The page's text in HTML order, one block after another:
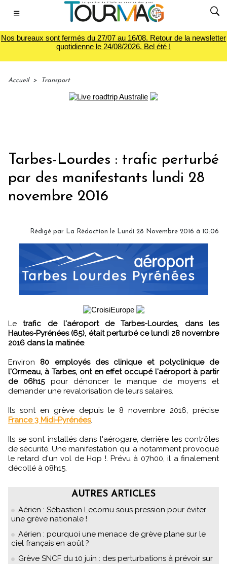
☰
Nos bureaux sont fermés du 27/07 au 16/08. Retour de la newsletter
quotidienne le 24/08/2026. Bel été !
Accueil > Transport
Tarbes-Lourdes : trafic perturbé
par des manifestants lundi 28
novembre 2016
Rédigé par La Rédaction le Lundi 28 Novembre 2016 à 10:06
Letrafic de l'aéroport de Tarbes-Lourdes, dans les
Hautes-Pyrénées (65), était perturbé ce lundi 28 novembre
2016 dans la matinée.
Environ 80 employés des clinique et polyclinique de
l'Ormeau, à Tarbes, ont en effet occupé l'aéroport à partir
de 06h15pour dénoncer le manque de moyens et
demander une revalorisation de leurs salaires.
Ils sont en grève depuis le 8 novembre 2016, précise
France 3 Midi-Pyrénées.
Ils se sont installés dans l'aérogare, derrière les contrôles
de sécurité. Une manifestation qui a notamment provoqué
le retard d'un vol de Hop !. Prévu à 07h00, il a finalement
décollé à 08h15.
AUTRES ARTICLES
Aérien : Sébastien Lecornu sous pression pour éviter
une grève nationale !
Aérien : pourquoi une menace de grève plane sur le
ciel français en août ?
Grève SNCF du 10 juin : des perturbations à prévoir sur